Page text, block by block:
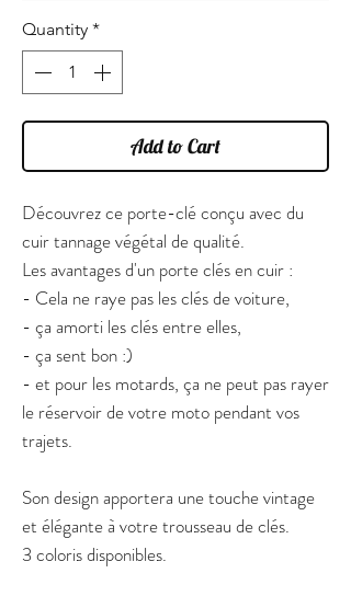
Quantity *
Add to Cart
Découvrez ce porte-clé conçu avec du
cuir tannage végétal de qualité.
Les avantages d'un porte clés en cuir :
- Cela ne raye pas les clés de voiture,
- ça amorti les clés entre elles,
- ça sent bon :)
- et pour les motards, ça ne peut pas rayer
le réservoir de votre moto pendant vos
trajets.
Son design apportera une touche vintage
et élégante à votre trousseau de clés.
3 coloris disponibles.